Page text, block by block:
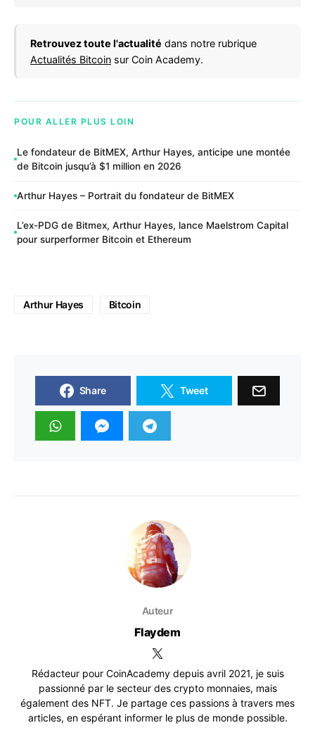
Retrouvez toute l'actualité dans notre rubrique
Actualités Bitcoin sur Coin Academy.
POUR ALLER PLUS LOIN
Le fondateur de BitMEX, Arthur Hayes, anticipe une montée
de Bitcoin jusqu’à $1 million en 2026
Arthur Hayes – Portrait du fondateur de BitMEX
L’ex-PDG de Bitmex, Arthur Hayes, lance Maelstrom Capital
pour surperformer Bitcoin et Ethereum
Arthur Hayes Bitcoin
Share Tweet
Auteur
Flaydem
Rédacteur pour CoinAcademy depuis avril 2021, je suis
passionné par le secteur des crypto monnaies, mais
également des NFT. Je partage ces passions à travers mes
articles, en espérant informer le plus de monde possible.